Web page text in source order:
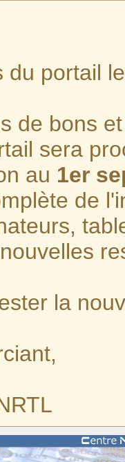
du portail
de bons
sera
au 1er
de
la